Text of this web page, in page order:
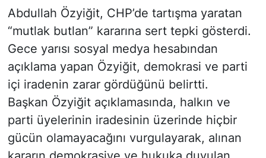
Abdullah Özyiğit, CHP’de tartışma yaratan
“mutlak butlan” kararına sert tepki gösterdi.
Gece yarısı sosyal medya hesabından
açıklama yapan Özyiğit, demokrasi ve parti
içi iradenin zarar gördüğünü belirtti.
Başkan Özyiğit açıklamasında, halkın ve
parti üyelerinin iradesinin üzerinde hiçbir
gücün olamayacağını vurgulayarak, alınan